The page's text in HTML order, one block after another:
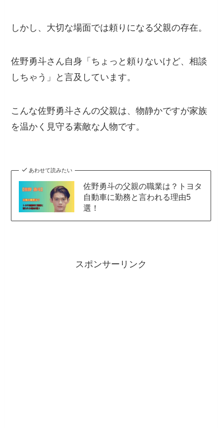
しかし、大切な場面では頼りになる父親の存在。
佐野勇斗さん自身「ちょっと頼りないけど、相談
しちゃう」と言及しています。
こんな佐野勇斗さんの父親は、物静かですが家族
を温かく見守る素敵な人物です。
あわせて読みたい
佐野勇斗の父親の職業は？トヨタ
自動車に勤務と言われる理由5
選！
スポンサーリンク